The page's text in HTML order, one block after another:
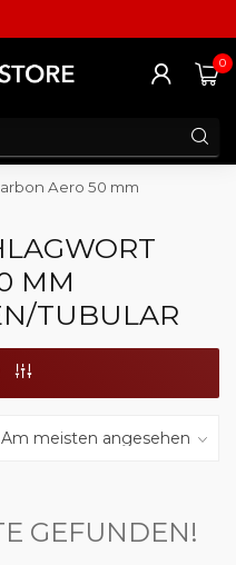
0
Aero 50 mm
MM
TUBULAR
GEFUNDEN!